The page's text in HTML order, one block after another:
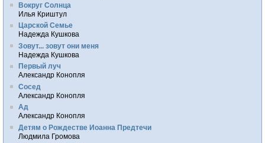
Вокруг Солнца
Илья Криштул
Царской Семье
Надежда Кушкова
Зовут... зовут они меня
Надежда Кушкова
Первый луч
Александр Конопля
Сосед
Александр Конопля
Ад
Александр Конопля
Детям о Рождестве Иоанна Предтечи
Людмила Громова